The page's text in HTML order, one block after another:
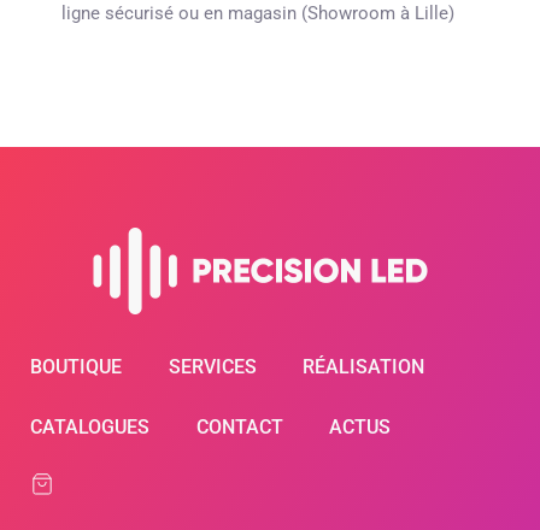
ligne sécurisé ou en magasin (Showroom à Lille)
BOUTIQUE SERVICES RÉALISATION
CATALOGUES CONTACT ACTUS